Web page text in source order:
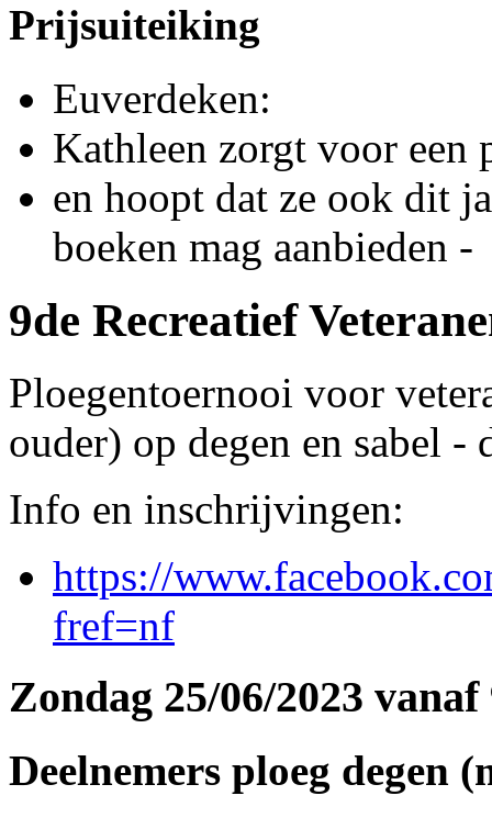
Prijsuiteiking
Euverdeken:
Kathleen zorgt voor een
en hoopt dat ze ook dit
boeken mag aanbieden -
9de Recreatief
Ploegentoernooi voor
ouder) op degen en sabel -
Info en inschrijvingen:
https://
fref=nf
Zondag 25/06/2023 vanaf
Deelnemers ploeg degen